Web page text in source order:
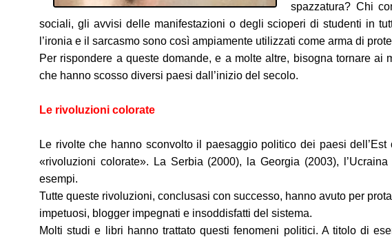
spazzatura? Chi
sociali, gli avvisi delle manifestazioni o degli scioperi di studenti in
l’ironia e il sarcasmo sono così ampiamente utilizzati come arma di
Per rispondere a queste domande, e a molte altre, bisogna tornare
che hanno scosso diversi paesi dall’inizio del secolo.
Le rivoluzioni colorate
Le rivolte che hanno sconvolto il paesaggio politico dei paesi
«rivoluzioni colorate». La Serbia (2000), la Georgia (2003),
esempi.
Tutte queste rivoluzioni, conclusasi con successo, hanno avuto per
impetuosi, blogger impegnati e insoddisfatti del sistema.
Molti studi e libri hanno trattato questi fenomeni politici. A titolo di